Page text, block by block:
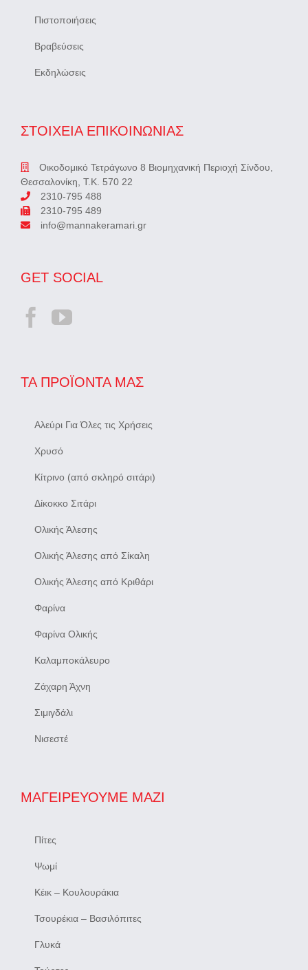
Πιστοποιήσεις
Βραβεύσεις
Εκδηλώσεις
ΣΤΟΙΧΕΙΑ ΕΠΙΚΟΙΝΩΝΙΑΣ
Οικοδομικό Τετράγωνο 8 Βιομηχανική Περιοχή Σίνδου,
Θεσσαλονίκη, Τ.Κ. 570 22
2310-795 488
2310-795 489
info@mannakeramari.gr
GET SOCIAL
ΤΑ ΠΡΟΪΌΝΤΑ ΜΑΣ
Αλεύρι Για Όλες τις Χρήσεις
Χρυσό
Κίτρινο (από σκληρό σιτάρι)
Δίκοκκο Σιτάρι
Ολικής Άλεσης
Ολικής Άλεσης από Σίκαλη
Ολικής Άλεσης από Κριθάρι
Φαρίνα
Φαρίνα Ολικής
Καλαμποκάλευρο
Ζάχαρη Άχνη
Σιμιγδάλι
Νισεστέ
ΜΑΓΕΙΡΕΎΟΥΜΕ ΜΑΖΊ
Πίτες
Ψωμί
Κέικ – Κουλουράκια
Τσουρέκια – Βασιλόπιτες
Γλυκά